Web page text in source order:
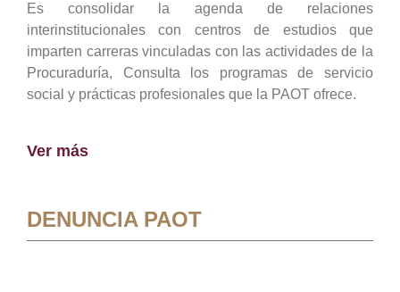
Es consolidar la agenda de relaciones
interinstitucionales con centros de estudios que
imparten carreras vinculadas con las actividades de la
Procuraduría, Consulta los programas de servicio
social y prácticas profesionales que la PAOT ofrece.
Ver más
DENUNCIA PAOT